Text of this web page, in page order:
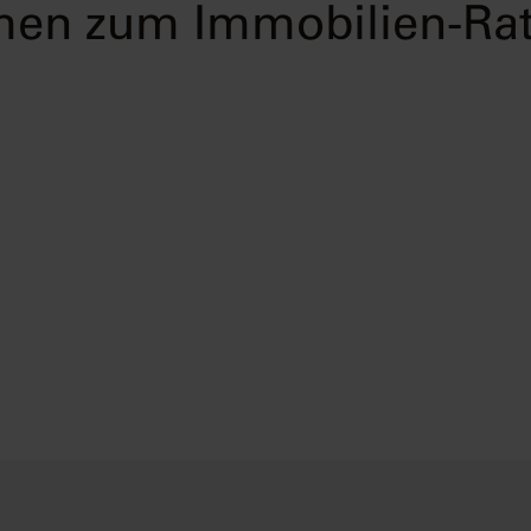
zum Immobilien-